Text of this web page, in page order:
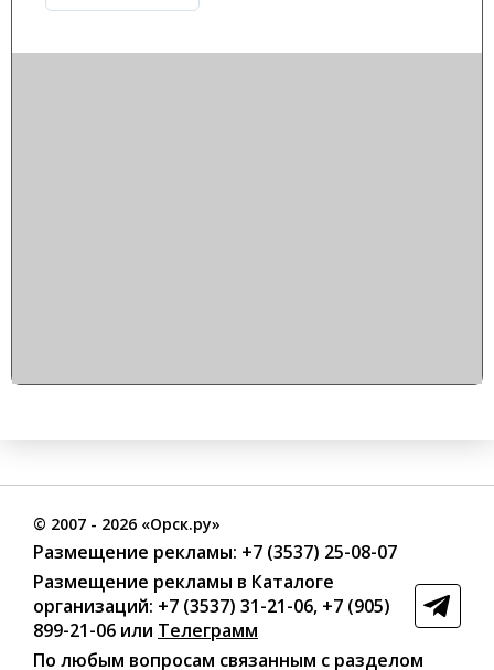
© 2007 - 2026 «Орск.ру»
Размещение рекламы: +7 (3537) 25-08-07
Размещение рекламы в Каталоге
организаций: +7 (3537) 31-21-06, +7 (905)
899-21-06 или Телеграмм
По любым вопросам связанным с разделом